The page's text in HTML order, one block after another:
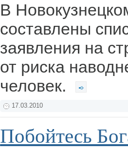
В
составлены
заявления на
от риска
человек.
17.03.2010
Побойтесь